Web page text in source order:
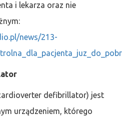
i lekarza oraz nie
news/213-
defibrillator) jest
urządzeniem, którego